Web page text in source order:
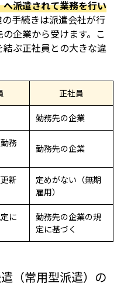
派遣されて業務を行い
手続きは派遣会社が行
企業から受けます。こ
ぶ正社員との大きな違
正社員
勤務先の企業
務
勤務先の企業
新
定めがない（無期
雇用）
に
勤務先の企業の規
定に基づく
（常用型派遣）の